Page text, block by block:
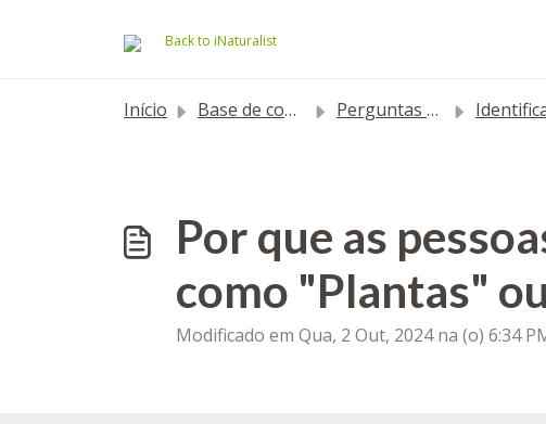
Back to iNaturalist
Início Base de conhecimento Perguntas mais frequentes
Por que as
como "Plantas"
Modificado em Qua, 2 Out, 2024 na (o) 6:34